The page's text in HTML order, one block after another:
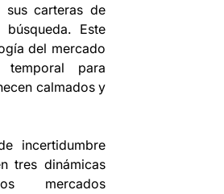
sus carteras de
Este
del mercado
para
calmados y
incertidumbre
tres dinámicas
mercados